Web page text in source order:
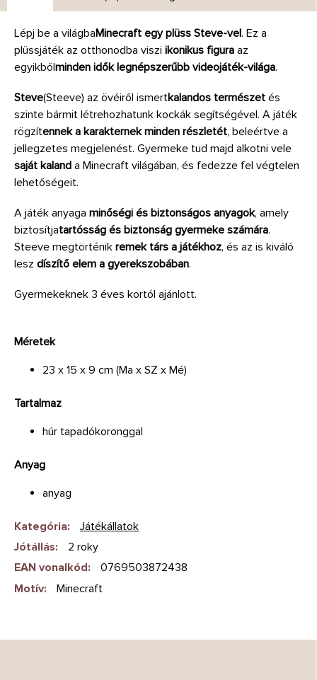
Lépj be a világbaMinecraft egy plüss Steve-vel. Ez a
plüssjáték az otthonodba viszi ikonikus figura az
egyikbőlminden idők legnépszerűbb videojáték-világa.
Steve(Steeve) az övéiről ismertkalandos természet és
szinte bármit létrehozhatunk kockák segítségével. A játék
rögzítennek a karakternek minden részletét, beleértve a
jellegzetes megjelenést. Gyermeke tud majd alkotni vele
saját kaland a Minecraft világában, és fedezze fel végtelen
lehetőségeit.
A játék anyaga minőségi és biztonságos anyagok, amely
biztosítjatartósság és biztonság gyermeke számára.
Steeve megtörténik remek társ a játékhoz, és az is kiváló
lesz díszítő elem a gyerekszobában.
Gyermekeknek 3 éves kortól ajánlott.
Méretek
23 x 15 x 9 cm (Ma x SZ x Mé)
Tartalmaz
húr tapadókoronggal
Anyag
anyag
Kategória:
Játékállatok
Jótállás:
2 roky
EAN vonalkód:
0769503872438
Motív: Minecraft